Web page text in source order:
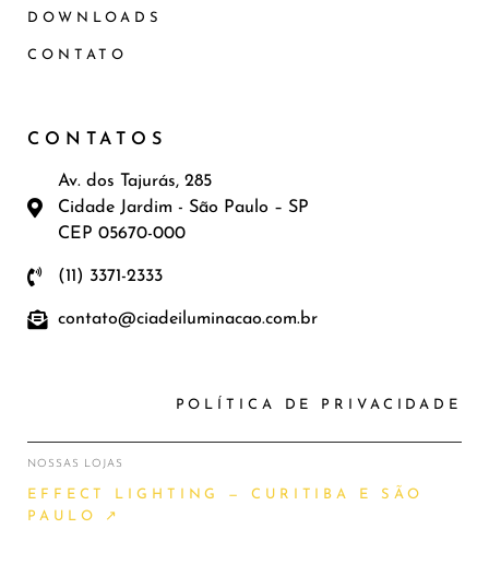
DOWNLOADS
CONTATO
CONTATOS
Av. dos Tajurás, 285
Cidade Jardim - São Paulo – SP
CEP 05670-000
(11) 3371-2333
contato@ciadeiluminacao.com.br
POLÍTICA DE PRIVACIDADE
NOSSAS LOJAS
EFFECT LIGHTING — CURITIBA E SÃO
PAULO ↗